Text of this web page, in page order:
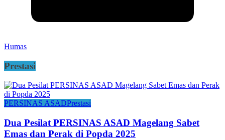
Humas
Prestasi
PERSINAS ASADPrestasi
Dua Pesilat PERSINAS ASAD Magelang Sabet
Emas dan Perak di Popda 2025